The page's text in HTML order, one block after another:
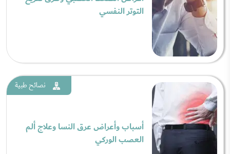
التوتر النفسي
نصائح طبية
أسباب وأعراض عرق النسا وعلاج ألم
العصب الوركي